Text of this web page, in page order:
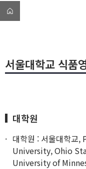
서울대학교 식품
대학원
대학원 : 서울대학
University, Ohio
University of